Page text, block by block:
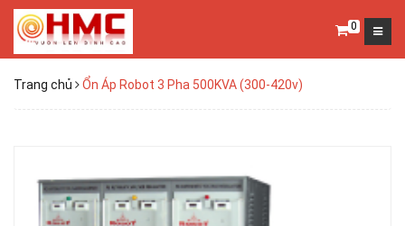
0
Trang chủ Ổn Áp Robot 3 Pha 500KVA (300-420v)